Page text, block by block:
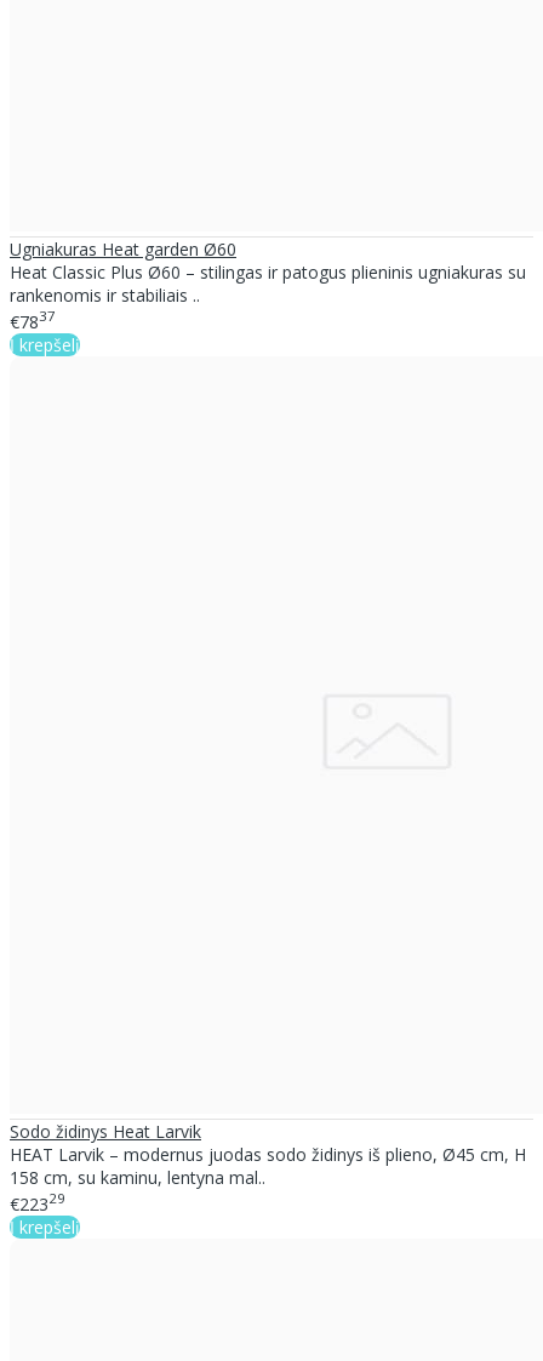
Ugniakuras Heat garden Ø60
Heat Classic Plus Ø60 – stilingas ir patogus plieninis ugniakuras su
rankenomis ir stabiliais ..
€7837
Į krepšelį
Sodo židinys Heat Larvik
HEAT Larvik – modernus juodas sodo židinys iš plieno, Ø45 cm, H
158 cm, su kaminu, lentyna mal..
€22329
Į krepšelį